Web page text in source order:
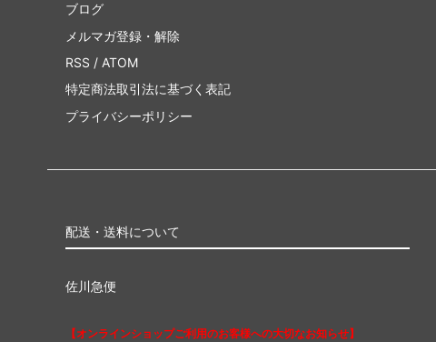
ブログ
メルマガ登録・解除
RSS / ATOM
特定商法取引法に基づく表記
プライバシーポリシー
配送・送料について
佐川急便
【オンラインショップご利用のお客様への大切なお知らせ】